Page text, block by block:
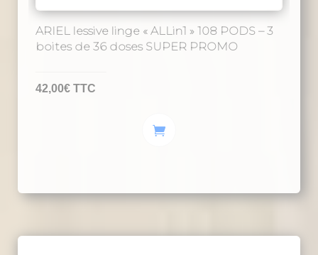
ARIEL lessive linge « ALLin1 » 108 PODS – 3
boites de 36 doses SUPER PROMO
42,00€ TTC